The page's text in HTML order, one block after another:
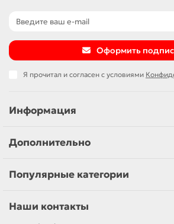
Оформить
Я прочитал и согласен с условиями
Информация
Дополнительно
Популярные категории
Наши контакты